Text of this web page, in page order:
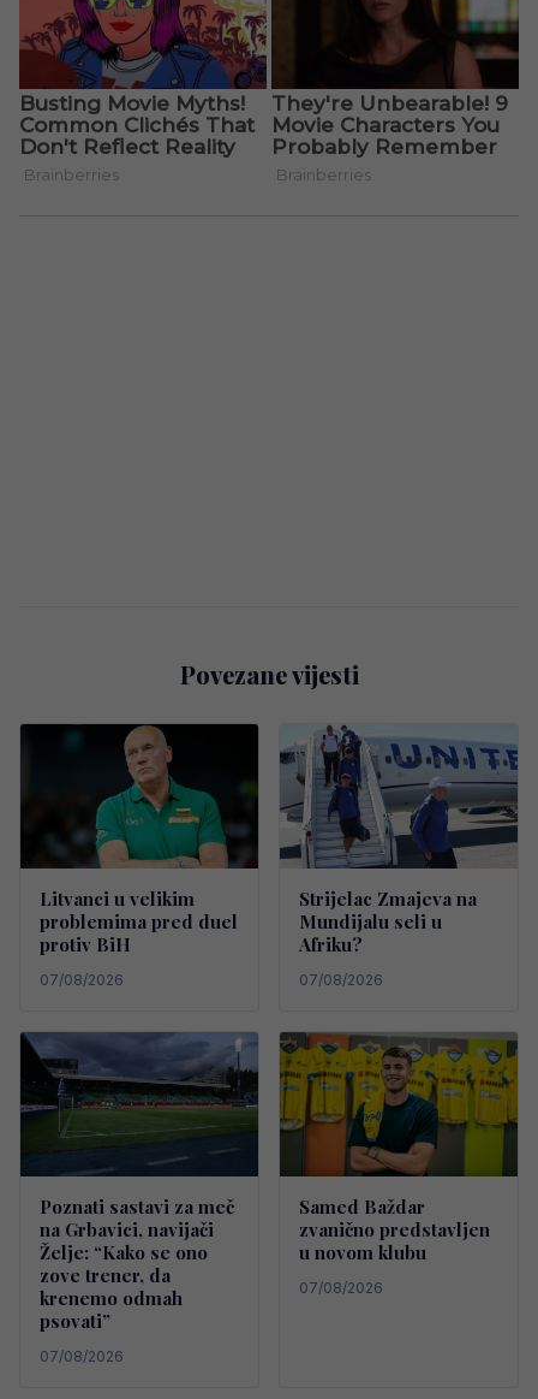
Povezane vijesti
Litvanci u velikim
problemima pred duel
protiv BiH
07/08/2026
Strijelac Zmajeva na
Mundijalu seli u
Afriku?
07/08/2026
Poznati sastavi za meč
na Grbavici, navijači
Želje: “Kako se ono
zove trener, da
krenemo odmah
psovati”
07/08/2026
Samed Baždar
zvanično predstavljen
u novom klubu
07/08/2026